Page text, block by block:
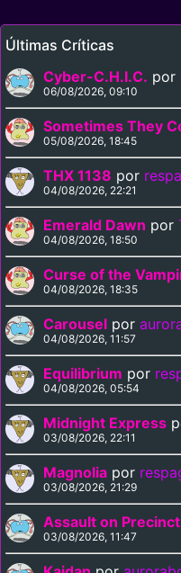
Últimas Críticas
Cyber-C.H.I.C. por
06/08/2026, 09:10
Sometimes They
05/08/2026, 18:45
THX 1138 por
04/08/2026, 22:21
Emerald Dawn por
04/08/2026, 18:50
Curse of the
04/08/2026, 18:35
Carousel por
04/08/2026, 11:57
Equilibrium por
04/08/2026, 05:54
Midnight Express
03/08/2026, 22:11
Magnolia por
03/08/2026, 21:29
Assault on
03/08/2026, 11:47